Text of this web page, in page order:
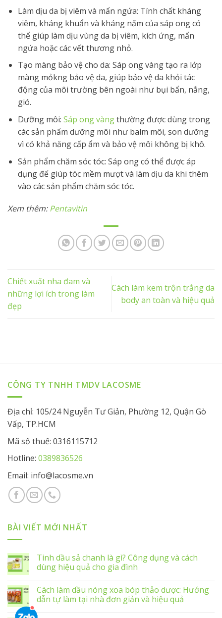
Làm dịu da bị viêm và mẩn ngứa: Tính chất kháng
viêm, kháng khuẩn và kháng nấm của sáp ong có
thể giúp làm dịu vùng da bị viêm, kích ứng, mẩn
ngứa hoặc các vết thương nhỏ.
Tạo màng bảo vệ cho da: Sáp ong vàng tạo ra lớp
màng mỏkng bảo vệ da, giúp bảo vệ da khỏi tác
động của môi trường bên ngoài như bụi bẩn, nắng,
gió.
Dưỡng môi: Sáp ong vàngthường được dùng trong
các sản phẩm dưỡng môi như balm môi, son dưỡng
vì có khả năng cấp ẩm và bảo vệ môi không bị khô.
Sản phẩm chăm sóc tóc: Sáp ong có thể được áp
dụng để giúp tóc mềm mượt và làm dịu da khi thêm
vào các sản phẩm chăm sóc tóc.
Xem thêm:Pentavitin
Chiết xuất nha đam và
những lợi ích trong làm
đẹp
Cách làm kem trộn trắng da
body an toàn và hiệu quả
CÔNG TY TNHH TMDV LACOSME
Địa chỉ: 105/24 Nguyễn Tư Giản, Phường 12, Quận Gò
Vấp, TP.HCM
Mã số thuế: 0316115712
Hotline: 0389836526
Email: info@lacosme.vn
BÀI VIẾT MỚI NHẤT
Tinh dầu sả chanh là gì? Công dụng và cách
dùng hiệu quả cho gia đình
Cách làm dầu nóng xoa bóp thảo dược: Hướng
dẫn tự làm tại nhà đơn giản và hiệu quả